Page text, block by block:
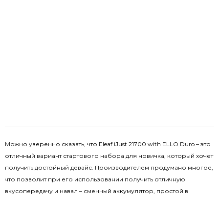
Можно уверенно сказать, что Eleaf iJust 21700 with ELLO Duro – это
отличный вариант стартового набора для новичка, который хочет
получить достойный девайс. Производителем продумано многое,
что позволит при его использовании получить отличную
вкусопередачу и навал – сменный аккумулятор, простой в